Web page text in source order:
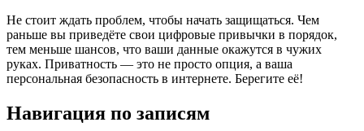
Не стоит ждать проблем, чтобы начать защищаться. Чем
раньше вы приведёте свои цифровые привычки в порядок,
тем меньше шансов, что ваши данные окажутся в чужих
руках. Приватность — это не просто опция, а ваша
персональная безопасность в интернете. Берегите её!
Навигация по записям